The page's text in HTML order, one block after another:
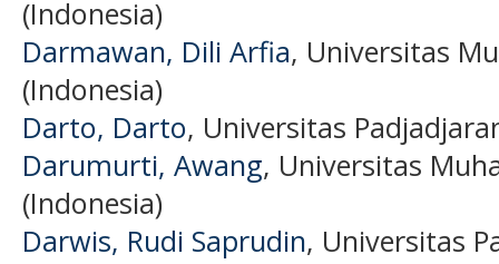
(Indonesia)
Darmawan, Dili Arfia, Universitas
(Indonesia)
Darto, Darto, Universitas
Darumurti, Awang, Universitas
(Indonesia)
Darwis, Rudi Saprudin, Universitas